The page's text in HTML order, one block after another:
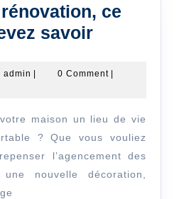
ce
savoirTravaux
que
vous
devez
savoir
2021
admin admin
| 0 Comment |
? Que vous vouliez
l’agencement des
nouvelle décoration,